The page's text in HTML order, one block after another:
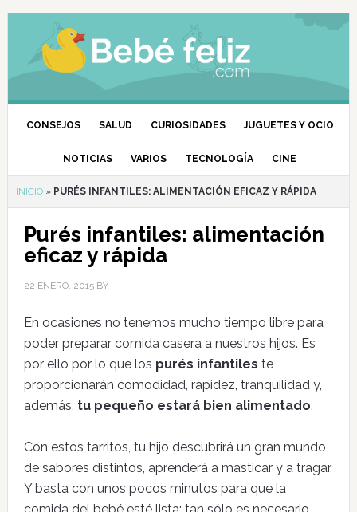
CONSEJOS SALUD CURIOSIDADES JUGUETES Y OCIO
NOTICIAS VARIOS TECNOLOGÍA CINE
INICIO» PURÉS INFANTILES: ALIMENTACIÓN EFICAZ Y RÁPIDA
Purés infantiles: alimentación
eficaz y rápida
22 ENERO, 2015BY
En ocasiones no tenemos mucho tiempo libre para
poder preparar comida casera a nuestros hijos. Es
por ello por lo que los purés infantiles te
proporcionarán comodidad, rapidez, tranquilidad y,
además, tu pequeño estará bien alimentado.
Con estos tarritos, tu hijo descubrirá un gran mundo
de sabores distintos, aprenderá a masticar y a tragar.
Y basta con unos pocos minutos para que la